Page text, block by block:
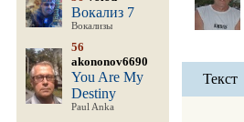
Вокализ 7
Вокализы
56
akononov6690
You Are My
Destiny
Paul Anka
Текст